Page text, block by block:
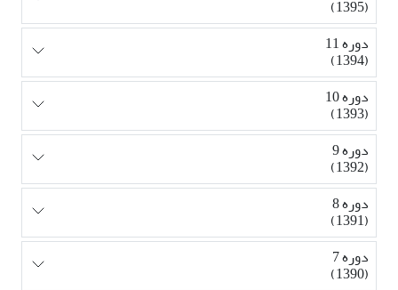
(1395)
دوره 11
(1394)
دوره 10
(1393)
دوره 9
(1392)
دوره 8
(1391)
دوره 7
(1390)